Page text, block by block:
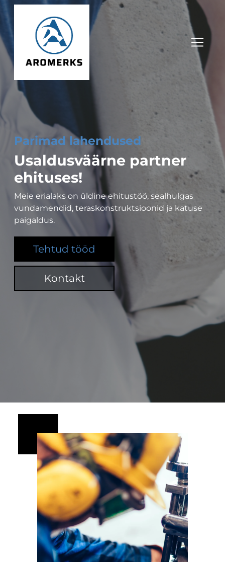
Parimad lahendused
Usaldusväärne partner
ehituses!
Meie erialaks on üldine ehitustöö, sealhulgas
vundamendid, teraskonstruktsioonid ja katuse
paigaldus.
Tehtud tööd
Kontakt